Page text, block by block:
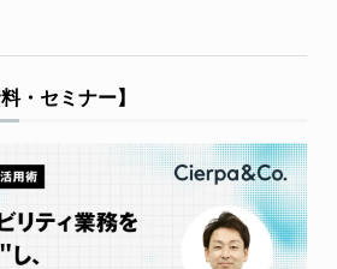
・セミナー】